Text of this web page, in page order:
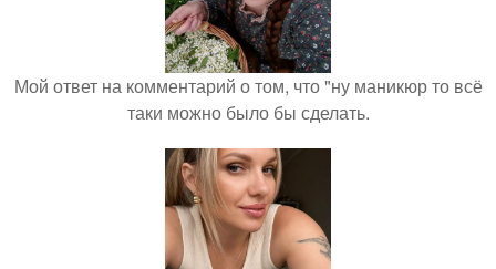
Мой ответ на комментарий о том, что "ну маникюр то всё
таки можно было бы сделать.